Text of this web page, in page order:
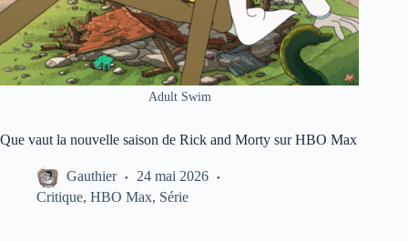
Adult Swim
Que vaut la nouvelle saison de Rick and Morty sur HBO Max
Gauthier
24 mai 2026
Critique, HBO Max, Série